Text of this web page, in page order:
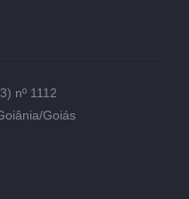
nº 1112
Goiás